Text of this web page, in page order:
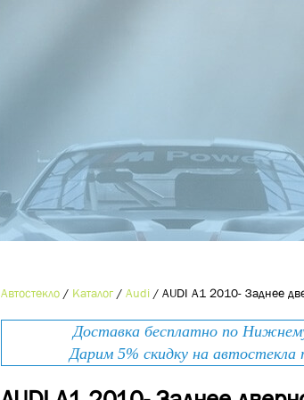
Автостекло / Каталог / Audi / AUDI A1 2010- Заднее
Доставка бесплатно по
Дарим 5% скидку на автостекла
Оставьте номер телефона и мы Вам
перезвоним!
Номер телефона*
Ваше сообщение*
Оформить заказ
Наименование товара